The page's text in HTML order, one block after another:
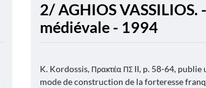
2/ AGHIOS VASSILIOS.
médiévale - 1994
K. Kordossis, Πρακτέα ΠΣ II, p. 58-64,
mode de construction de la forteresse